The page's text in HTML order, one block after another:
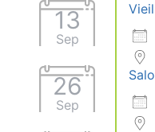
13
Sep
26
Sep